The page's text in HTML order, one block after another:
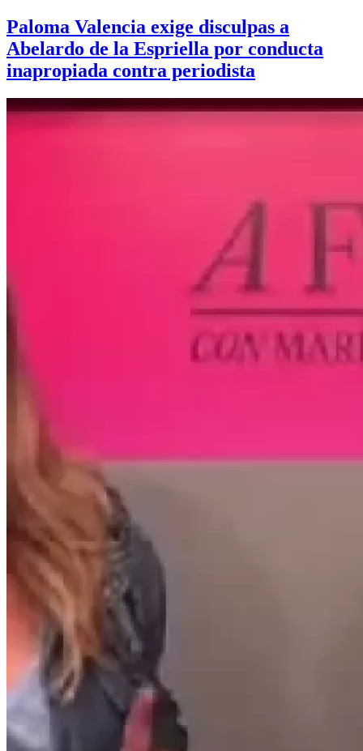
Paloma Valencia exige disculpas a
Abelardo de la Espriella por conducta
inapropiada contra periodista